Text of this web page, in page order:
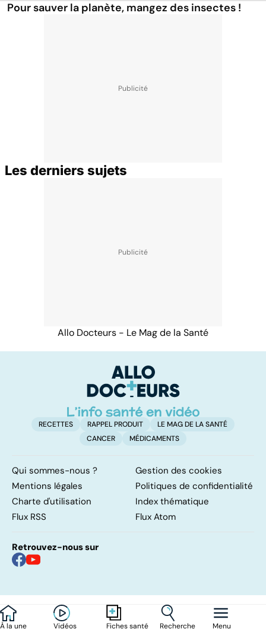
À la une Vidéos Fiches santé Recherche Menu
Pour sauver la planète, mangez des insectes !
Les derniers sujets
Allo Docteurs - Le Mag de la Santé
RECETTES RAPPEL PRODUIT
LE MAG DE LA SANTÉ
CANCER
MÉDICAMENTS
Qui sommes-nous ?
Gestion des cookies
Mentions légales
Politiques de confidentialité
Charte d'utilisation
Index thématique
Flux RSS
Flux Atom
Retrouvez-nous sur